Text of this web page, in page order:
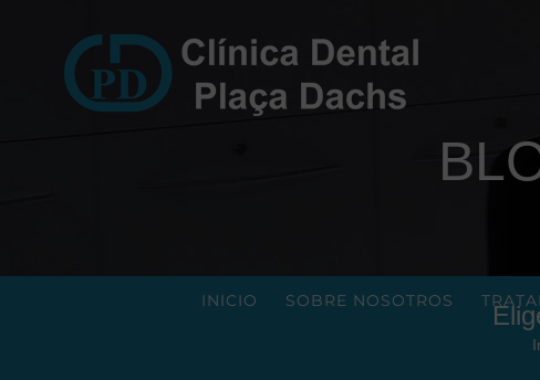
contenido
INICIO SOBRE NOSOTROS